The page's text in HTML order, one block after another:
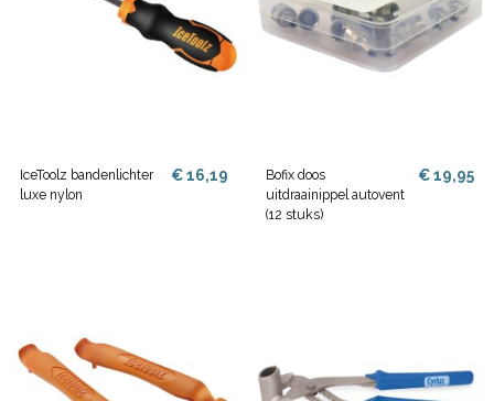
IceToolz bandenlichter
luxe nylon
€ 16,19
Bofix doos
uitdraainippel autovent
(12 stuks)
€ 19,95